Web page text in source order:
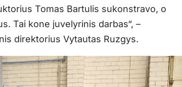
Tomas Bartulis sukonstravo, o
Tai kone juvelyrinis darbas“, –
direktorius Vytautas Ruzgys.